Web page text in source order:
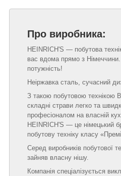
Про виробника:
HEINRICH'S — побутова
вас вдома прямо з Німеччини.
потужність!
Неіржавка сталь, сучасний
З такою побутовою технікою
складні страви легко та
професіоналом на власній
HEINRICH'S — це німецький
побутову техніку класу
Серед виробників побутової
зайняв власну нішу.
Компанія спеціалізується